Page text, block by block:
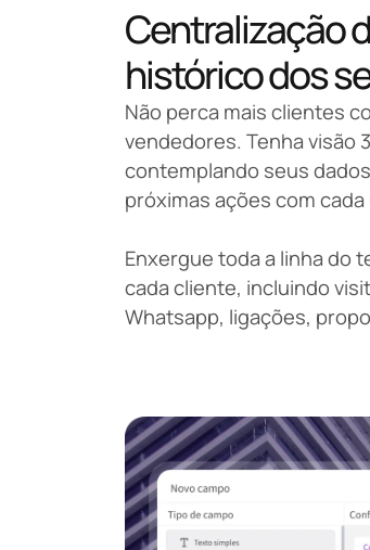
Centralização
histórico dos
Não perca mais clientes
vendedores. Tenha visão
contemplando seus
próximas ações com cada
Enxergue toda a linha do
cada cliente, incluindo
Whatsapp, ligações,